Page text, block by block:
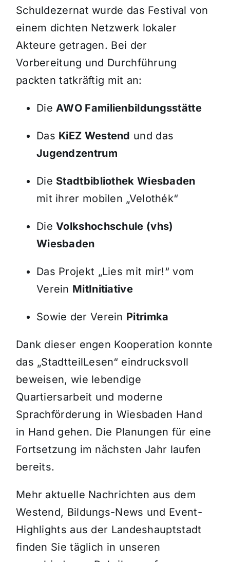
Schuldezernat wurde das Festival von
einem dichten Netzwerk lokaler
Akteure getragen. Bei der
Vorbereitung und Durchführung
packten tatkräftig mit an:
DieAWO Familienbildungsstätte
Das KiEZ Westend und das
Jugendzentrum
Die Stadtbibliothek Wiesbaden
mit ihrer mobilen „Velothék“
DieVolkshochschule (vhs)
Wiesbaden
Das Projekt „Lies mit mir!“ vom
Verein MitInitiative
Sowie der Verein Pitrimka
Dank dieser engen Kooperation konnte
das „StadtteilLesen“ eindrucksvoll
beweisen, wie lebendige
Quartiersarbeit und moderne
Sprachförderung in Wiesbaden Hand
in Hand gehen. Die Planungen für eine
Fortsetzung im nächsten Jahr laufen
bereits.
Mehr aktuelle Nachrichten aus dem
Westend, Bildungs-News und Event-
Highlights aus der Landeshauptstadt
finden Sie täglich in unseren